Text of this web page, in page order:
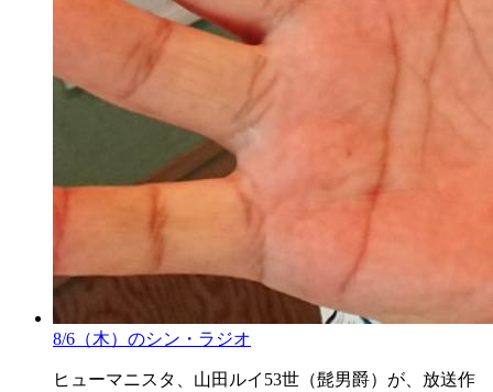
8/6（木）のシン・ラジオ
ヒューマニスタ、山田ルイ53世（髭男爵）が、放送作